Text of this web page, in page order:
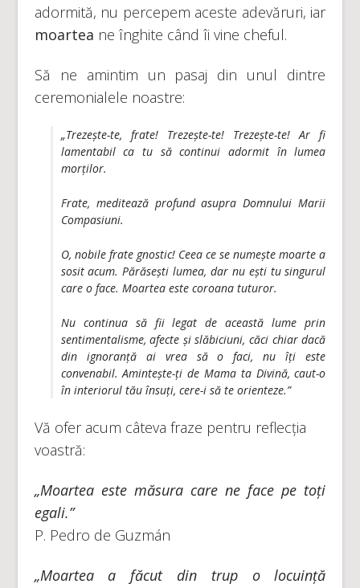
adormită, nu percepem aceste adevăruri, iar
moartea ne înghite când îi vine cheful.
Să ne amintim un pasaj din unul dintre
ceremonialele noastre:
„Trezește-te, frate! Trezește-te! Trezește-te! Ar fi
lamentabil ca tu să continui adormit în lumea
morților.
Frate, meditează profund asupra Domnului Marii
Compasiuni.
O, nobile frate gnostic! Ceea ce se numește moarte a
sosit acum. Părăsești lumea, dar nu ești tu singurul
care o face. Moartea este coroana tuturor.
Nu continua să fii legat de această lume prin
sentimentalisme, afecte și slăbiciuni, căci chiar dacă
din ignoranță ai vrea să o faci, nu îți este
convenabil. Amintește-ți de Mama ta Divină, caut-o
în interiorul tău însuți, cere-i să te orienteze.”
Vă ofer acum câteva fraze pentru reflecția
voastră:
„Moartea este măsura care ne face pe toți
egali.”
P. Pedro de Guzmán
„Moartea a făcut din trup o locuință